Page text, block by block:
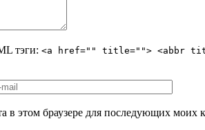
тэги: <a href="" title=""> <abbr
в этом браузере для последующих моих